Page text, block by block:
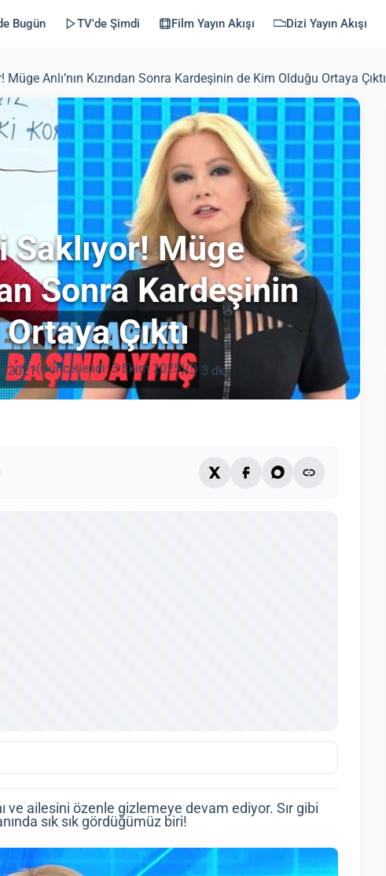
Bugün TV'de Şimdi Film Yayın Akışı Dizi Yayın Akışı
Müge Anlı’nın Kızından Sonra ​Kardeşinin de Kim Olduğu Ortaya Çıktı
Saklıyor! Müge
Sonra ​Kardeşinin
Çıktı
2021(Güncellendi: 3 Ekim 2025) 3 dk
ve ailesini özenle gizlemeye devam ediyor. Sır gibi
sık sık gördüğümüz biri!